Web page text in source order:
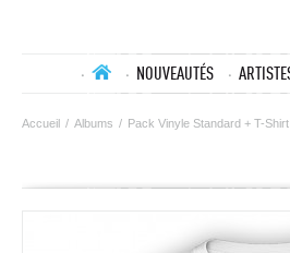
NOUVEAUTÉS
Accueil / Albums / Pack Vinyle Standard + T-